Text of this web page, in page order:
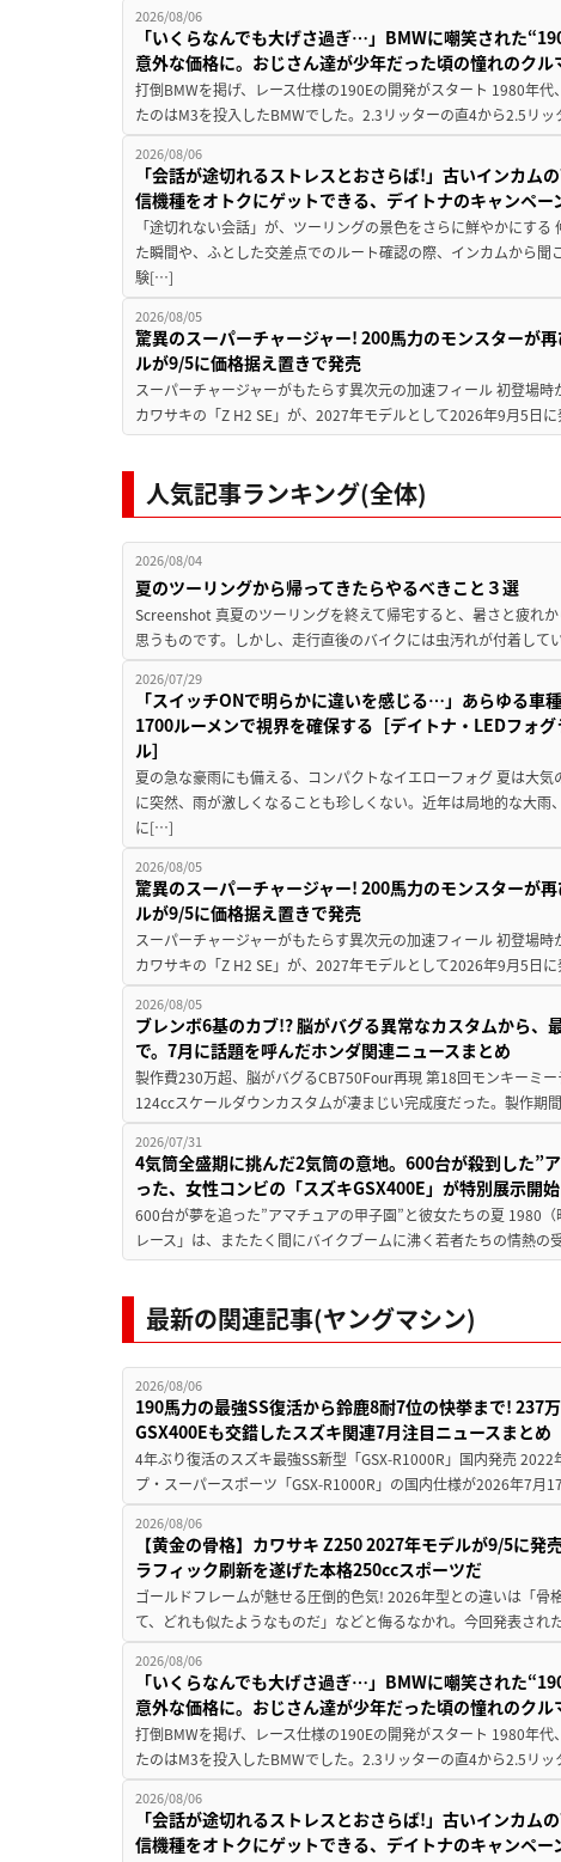
2026/08/06
「いくらなんでも大げさ過ぎ…」BMWに嘲笑された
意外な価格に。おじさん達が少年だった頃の憧れのクル
打倒BMWを掲げ、レース仕様の190Eの開発がスタート 1980年
たのはM3を投入したBMWでした。2.3リッターの直4から2.5リ
2026/08/06
「会話が途切れるストレスとおさらば!」古いインカム
信機種をオトクにゲットできる、デイトナのキャンペー
「途切れない会話」が、ツーリングの景色をさらに鮮やかにす
た瞬間や、ふとした交差点でのルート確認の際、インカムから
験[…]
2026/08/05
驚異のスーパーチャージャー! 200馬力のモンスターが
ルが9/5に価格据え置きで発売
スーパーチャージャーがもたらす異次元の加速フィール 初登場時
カワサキの「Z H2 SE」が、2027年モデルとして2026年9月5日
人気記事ランキング(全体)
2026/08/04
夏のツーリングから帰ってきたらやるべきこと３選
Screenshot 真夏のツーリングを終えて帰宅すると、暑さと疲れ
思うものです。しかし、走行直後のバイクには虫汚れが付着し
2026/07/29
「スイッチONで明らかに違いを感じる…」あらゆる車
1700ルーメンで視界を確保する［デイトナ・LEDフォ
ル］
夏の急な豪雨にも備える、コンパクトなイエローフォグ 夏は大
に突然、雨が激しくなることも珍しくない。近年は局地的な大雨
に[…]
2026/08/05
驚異のスーパーチャージャー! 200馬力のモンスターが
ルが9/5に価格据え置きで発売
スーパーチャージャーがもたらす異次元の加速フィール 初登場時
カワサキの「Z H2 SE」が、2027年モデルとして2026年9月5日
2026/08/05
ブレンボ6基のカブ!? 脳がバグる異常なカスタムから、
で。7月に話題を呼んだホンダ関連ニュースまとめ
製作費230万超、脳がバグるCB750Four再現 第18回モンキーミ
124ccスケールダウンカスタムが凄まじい完成度だった。製作期
2026/07/31
4気筒全盛期に挑んだ2気筒の意地。600台が殺到した”
った、女性コンビの「スズキGSX400E」が特別展示開始
600台が夢を追った”アマチュアの甲子園”と彼女たちの夏 1980
レース」は、またたく間にバイクブームに沸く若者たちの情熱
最新の関連記事(ヤングマシン)
2026/08/06
190馬力の最強SS復活から鈴鹿8耐7位の快挙まで! 237
GSX400Eも交錯したスズキ関連7月注目ニュースまとめ
4年ぶり復活のスズキ最強SS新型「GSX-R1000R」国内発売
プ・スーパースポーツ「GSX-R1000R」の国内仕様が2026年7月
2026/08/06
【黄金の骨格】カワサキ Z250 2027年モデルが9/5に発
ラフィック刷新を遂げた本格250ccスポーツだ
ゴールドフレームが魅せる圧倒的色気! 2026年型との違いは「骨
て、どれも似たようなものだ」などと侮るなかれ。今回発表さ
2026/08/06
「いくらなんでも大げさ過ぎ…」BMWに嘲笑された
意外な価格に。おじさん達が少年だった頃の憧れのクル
打倒BMWを掲げ、レース仕様の190Eの開発がスタート 1980年
たのはM3を投入したBMWでした。2.3リッターの直4から2.5リ
2026/08/06
「会話が途切れるストレスとおさらば!」古いインカム
信機種をオトクにゲットできる、デイトナのキャンペー